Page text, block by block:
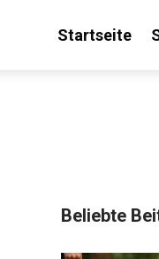
Startseite
Beliebte